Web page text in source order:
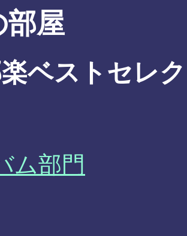
部屋
ベストセレ
ム部門